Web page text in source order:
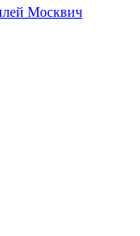
Москвич